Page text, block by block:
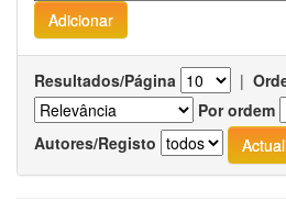
Resultados/Página |
Por ordem
Autores/Registo